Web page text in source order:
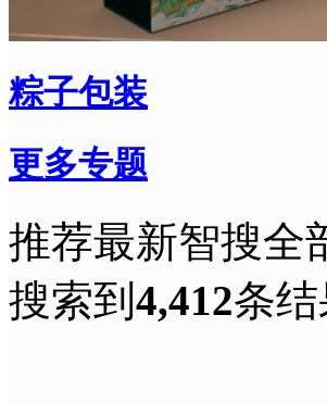
粽子包装
更多专题
推荐最新智搜全
搜索到 4,412条结